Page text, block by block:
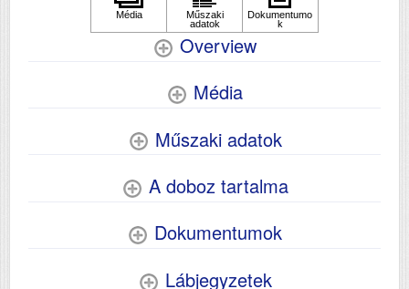
Overview
Média
Műszaki adatok
A doboz tartalma
Dokumentumok
Lábjegyzetek